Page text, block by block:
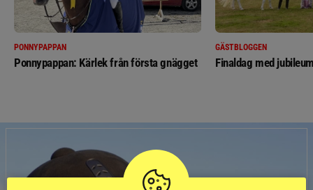
PONNYPAPPAN
Ponnypappan: Kärlek från första gnägget
GÄSTBLOGGEN
Finaldag med